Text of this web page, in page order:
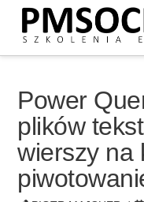
Power
plików
wierszy na